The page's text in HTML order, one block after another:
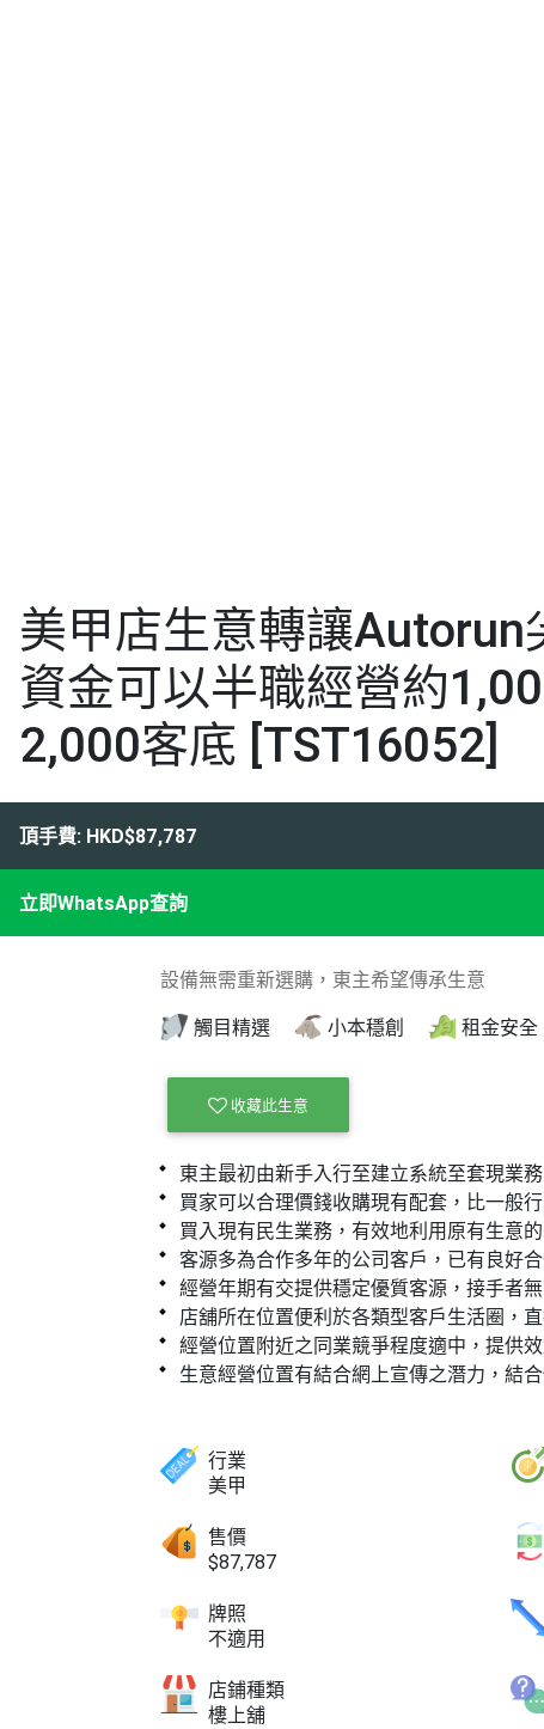
美甲店生意轉讓Autorun
資金可以半職經營約
2,000客底 [TST16052]
頂手費: HKD$87,787
立即WhatsApp查詢
設備無需重新選購，東主希望傳承生意
觸目精選
小本穩創 租金安全
收藏此生意
東主最初由新手入行至建立系統至套現業
買家可以合理價錢收購現有配套，比一般
買入現有民生業務，有效地利用原有生意
客源多為合作多年的公司客戶，已有良好
經營年期有交提供穩定優質客源，接手者
店舖所在位置便利於各類型客戶生活圈，
經營位置附近之同業競爭程度適中，提供
生意經營位置有結合網上宣傳之潛力，結
行業
美甲
售價
$87,787
牌照
不適用
店鋪種類
樓上舖